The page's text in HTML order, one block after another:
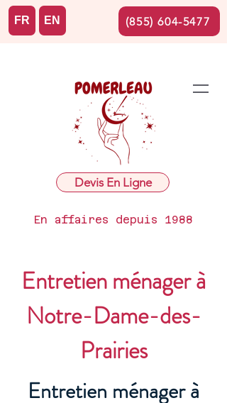
Devis En Ligne
En affaires depuis 1988
FR EN (855) 604-5477
Entretien ménager à
Notre-Dame-des-
Prairies
Entretien ménager à